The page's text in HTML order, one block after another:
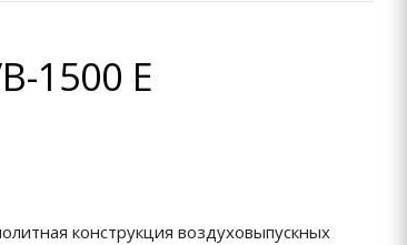
1500 E
конструкция воздуховыпускных